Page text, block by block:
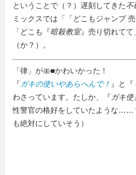
ということで（？）遅刻してきた不
ミックスでは「
どこもジャンプ
「どこも『暗殺教室』売り切れてて
（か？）。
「律」がエ■かわいかった！
『 ガキの使いやあらへんで！ 』と『
わさっています。たしか、『 ガキ使
性警官の格好をしていたような……
も絶対にしていそう）